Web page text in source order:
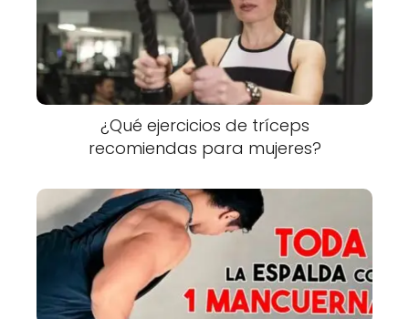
¿Qué ejercicios de tríceps
recomiendas para mujeres?